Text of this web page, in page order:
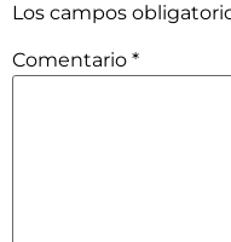
Los campos
Comentario *